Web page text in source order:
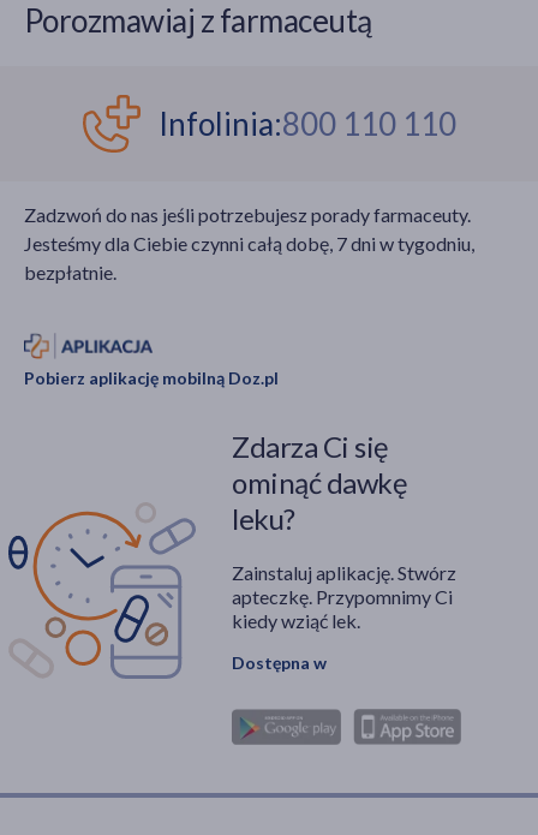
Porozmawiaj z farmaceutą
Infolinia:800 110 110
Zadzwoń do nas jeśli potrzebujesz porady farmaceuty.
Jesteśmy dla Ciebie czynni całą dobę, 7 dni w tygodniu,
bezpłatnie.
Pobierz aplikację mobilną Doz.pl
Zdarza Ci się
ominąć dawkę
leku?
Zainstaluj aplikację. Stwórz
apteczkę. Przypomnimy Ci
kiedy wziąć lek.
Dostępna w